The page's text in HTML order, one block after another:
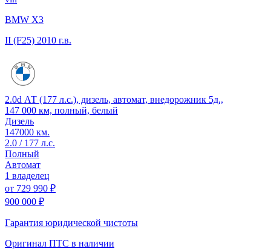
BMW X3
II (F25) 2010 г.в.
2.0d АТ (177 л.с.), дизель, автомат, внедорожник 5д.,
147 000 км, полный, белый
Дизель
147000 км.
2.0 / 177 л.с.
Полный
Автомат
1 владелец
от 729 990 ₽
900 000 ₽
Гарантия юридической чистоты
Оригинал ПТС в наличии